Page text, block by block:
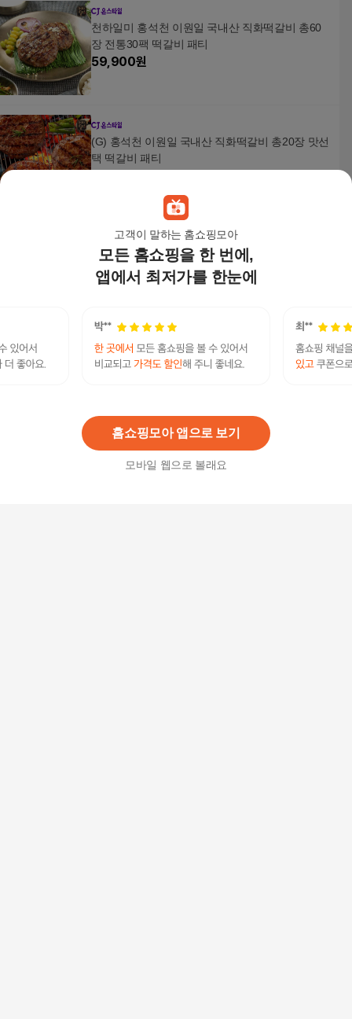
고객이 말하는 홈쇼핑모아
모든 홈쇼핑을 한 번에,
앱에서 최저가를 한눈에
홈쇼핑모아 앱으로 보기
모바일 웹으로 볼래요
천하일미 홍석천 이원일 국내산 직화떡갈비 총60
장 전통30팩 떡갈비 패티
59,900원
(G) 홍석천 이원일 국내산 직화떡갈비 총20장 맛선
택 떡갈비 패티
(G) 홍석천 이원일 국내산 직화떡갈비 총10장 맛선
택 떡갈비 패티
19,500 원
[온작] 이영자 왕떡갈비 130g x 8팩+ 치즈떡갈비 1